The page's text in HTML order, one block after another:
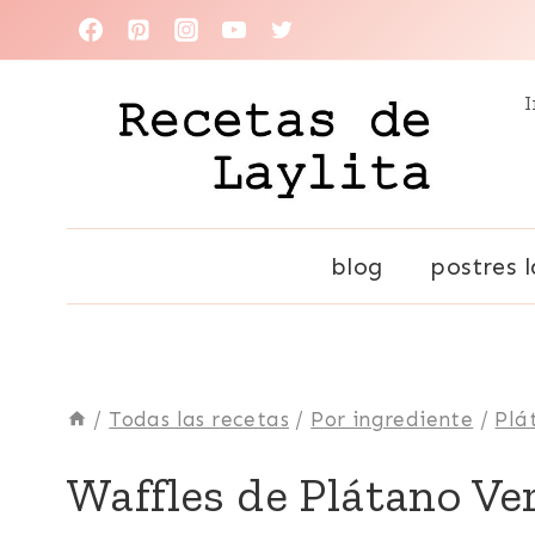
al
blog postres
/ Todas las recetas / Por ingrediente /
RECONFORTANTE
Waffles de Plátano